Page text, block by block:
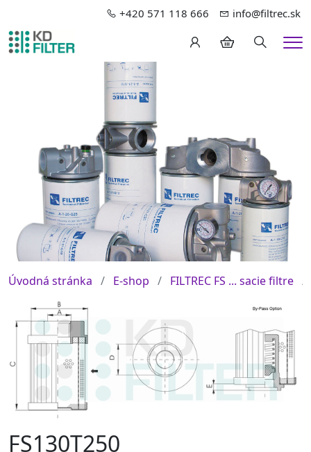
+420 571 118 666 info@filtrec.sk
Hledání
Úvodná stránka E-shop FILTREC FS ... sacie filtre
FS130T250